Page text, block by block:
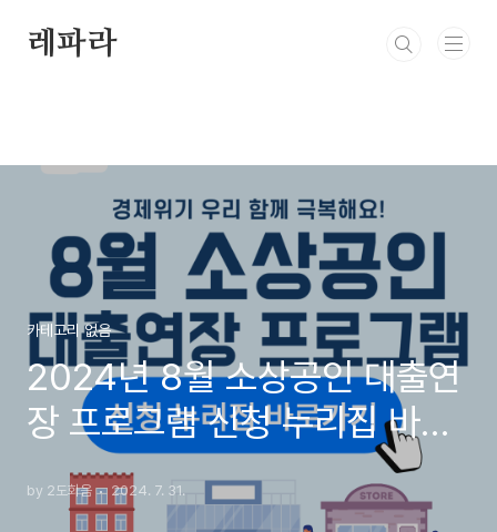
레파라
카테고리 없음
2024년 8월 소상공인 대출연
장 프로그램 신청 누리집 바로
가기
by 2도화음 2024. 7. 31.